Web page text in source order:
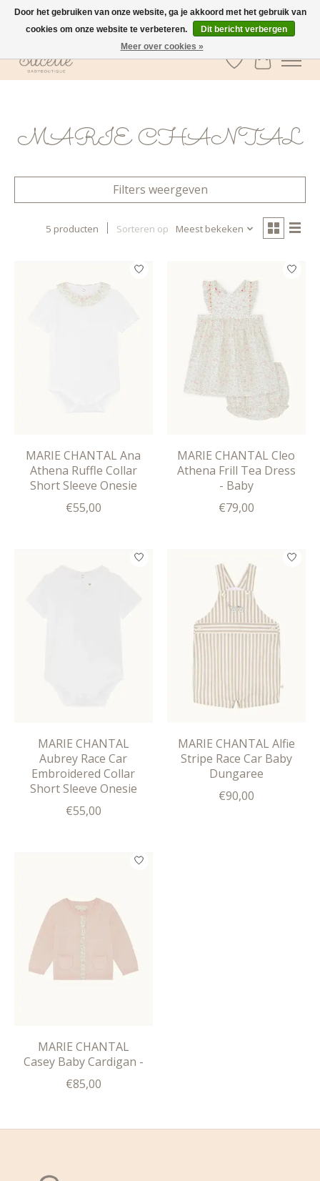
GRATIS verzending vanaf €100 in België
Verlanglijst
MARIE CHANTAL
Filters weergeven
5 producten Sorteren op Meest bekeken
MARIE CHANTAL Ana
Athena Ruffle Collar
Short Sleeve Onesie
€55,00
MARIE CHANTAL Cleo
Athena Frill Tea Dress
- Baby
€79,00
MARIE CHANTAL
Aubrey Race Car
Embroidered Collar
Short Sleeve Onesie
€55,00
MARIE CHANTAL Alfie
Stripe Race Car Baby
Dungaree
€90,00
MARIE CHANTAL
Casey Baby Cardigan -
€85,00
Door het gebruiken van onze website, ga je akkoord met het gebruik van
cookies om onze website te verbeteren.
Dit bericht verbergen
Meer over cookies »